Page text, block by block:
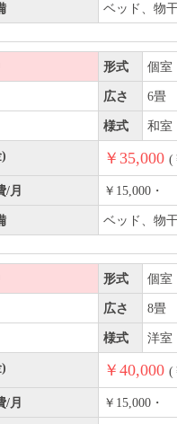
ベッド、物
形式 個室
広さ 6畳
様式 和室
￥35,000 (
/月 ￥15,000・
ベッド、物
形式 個室
広さ 8畳
様式 洋室
￥40,000 (
/月 ￥15,000・